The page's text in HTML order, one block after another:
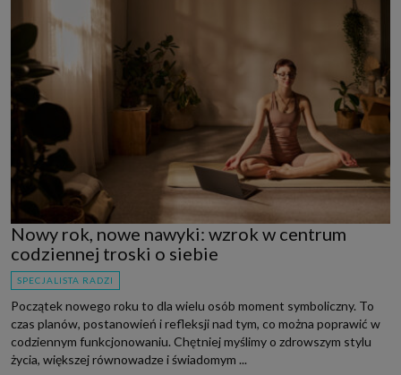
Nowy rok, nowe nawyki: wzrok w centrum
codziennej troski o siebie
SPECJALISTA RADZI
Początek nowego roku to dla wielu osób moment symboliczny. To
czas planów, postanowień i refleksji nad tym, co można poprawić w
codziennym funkcjonowaniu. Chętniej myślimy o zdrowszym stylu
życia, większej równowadze i świadomym ...